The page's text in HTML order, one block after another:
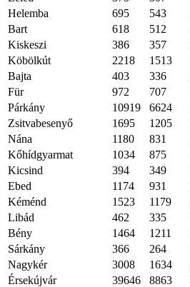
Helemba
695 543
Bart
618 512
Kiskeszi
386 357
Köbölkút
2218 1513
Bajta
403 336
Für
972 707
Párkány
10919 6624
Zsitvabesenyő
1695 1205
Nána
1180 831
Kőhídgyarmat
1034 875
Kicsind
394 349
Ebed
1174 931
Kéménd
1523 1179
Libád
462 335
Bény
1464 1211
Sárkány
366 264
Nagykér
3008 1634
Érsekújvár
39646 8863